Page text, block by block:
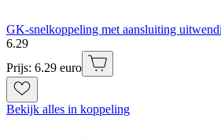
GK-snelkoppeling met aansluiting
6.29
Prijs: 6.29 euro
Bekijk alles in koppeling